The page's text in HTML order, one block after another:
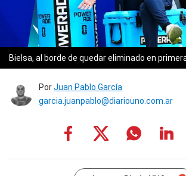
Bielsa, al borde de quedar eliminado en
PorJuan Pablo García
garcia.juanpablo@diariouno.com.ar